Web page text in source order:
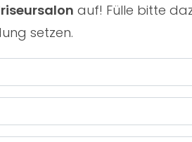
auf! Fülle bitte
setzen.